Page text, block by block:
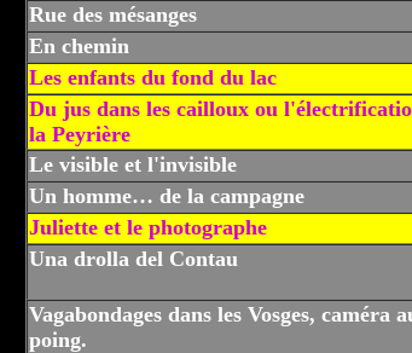
Rue des mésanges
En chemin
Les enfants du fond du lac
Du jus dans les cailloux ou
la Peyrière
Le visible et l'invisible
Un homme… de la campagne
Juliette et le photographe
Una drolla del Contau
Vagabondages dans les Vosges, caméra
poing.